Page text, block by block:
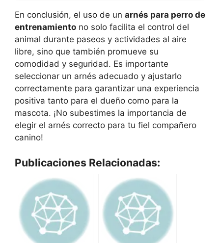
En conclusión, el uso de un arnés para perro de
entrenamiento no solo facilita el control del
animal durante paseos y actividades al aire
libre, sino que también promueve su
comodidad y seguridad. Es importante
seleccionar un arnés adecuado y ajustarlo
correctamente para garantizar una experiencia
positiva tanto para el dueño como para la
mascota. ¡No subestimes la importancia de
elegir el arnés correcto para tu fiel compañero
canino!
Publicaciones Relacionadas: